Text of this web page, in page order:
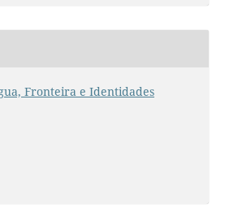
Fronteira e Identidades